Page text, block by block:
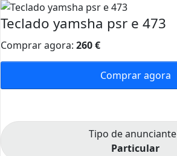
Teclado yamsha psr e 473
Comprar agora: 260€
Comprar agora
Tipo de anunciante
Particular